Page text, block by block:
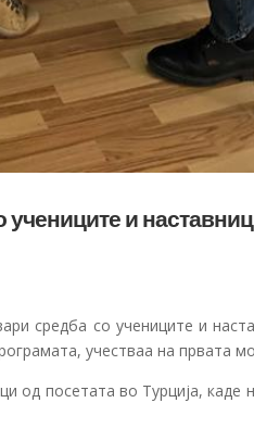
и
средба со учениците и
учестваа на првата
од посетата во Турција, каде